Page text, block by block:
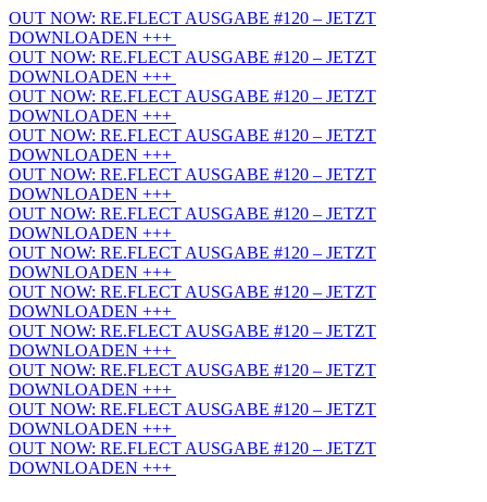
OUT NOW: RE.FLECT AUSGABE #120 – JETZT
DOWNLOADEN +++
OUT NOW: RE.FLECT AUSGABE #120 – JETZT
DOWNLOADEN +++
OUT NOW: RE.FLECT AUSGABE #120 – JETZT
DOWNLOADEN +++
OUT NOW: RE.FLECT AUSGABE #120 – JETZT
DOWNLOADEN +++
OUT NOW: RE.FLECT AUSGABE #120 – JETZT
DOWNLOADEN +++
OUT NOW: RE.FLECT AUSGABE #120 – JETZT
DOWNLOADEN +++
OUT NOW: RE.FLECT AUSGABE #120 – JETZT
DOWNLOADEN +++
OUT NOW: RE.FLECT AUSGABE #120 – JETZT
DOWNLOADEN +++
OUT NOW: RE.FLECT AUSGABE #120 – JETZT
DOWNLOADEN +++
OUT NOW: RE.FLECT AUSGABE #120 – JETZT
DOWNLOADEN +++
OUT NOW: RE.FLECT AUSGABE #120 – JETZT
DOWNLOADEN +++
OUT NOW: RE.FLECT AUSGABE #120 – JETZT
DOWNLOADEN +++